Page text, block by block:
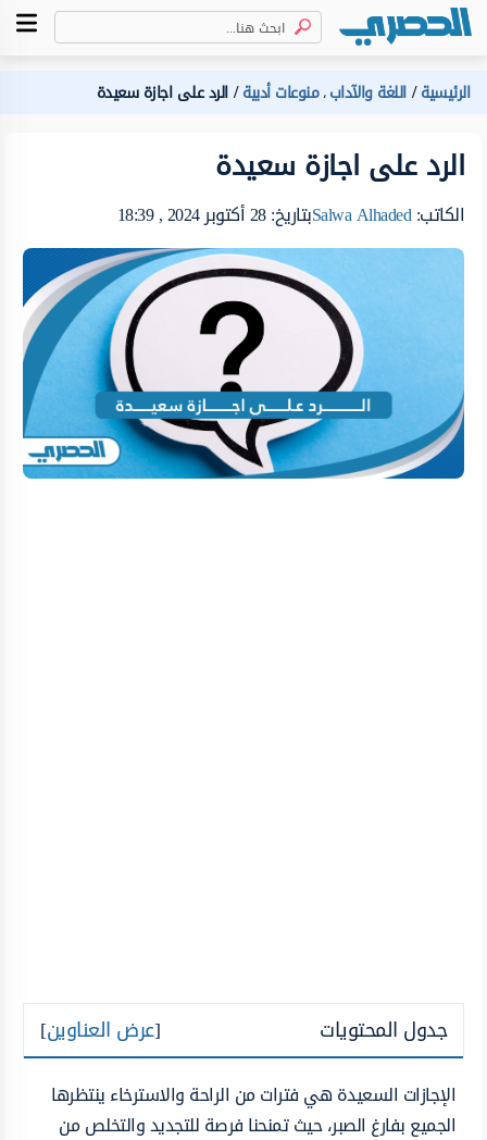
الرئيسية اللغة والآداب،منوعات أدبية الرد على اجازة سعيدة
الرد على اجازة سعيدة
الكاتب:Salwa Alhadedبتاريخ: 28 أكتوبر 2024 , 18:39
جدول المحتويات [عرض العناوين]
الإجازات السعيدة هي فترات من الراحة والاسترخاء ينتظرها
الجميع بفارغ الصبر، حيث تمنحنا فرصة للتجديد والتخلص من